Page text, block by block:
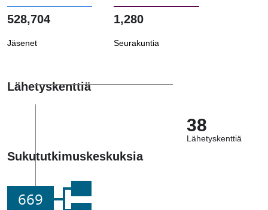
528,704
Jäsenet
1,280
Seurakuntia
Lähetyskenttiä
38
Lähetyskenttiä
Sukututkimuskeskuksia
669